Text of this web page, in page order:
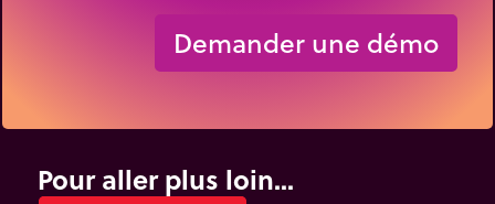
Demander une démo
Pour aller plus loin...